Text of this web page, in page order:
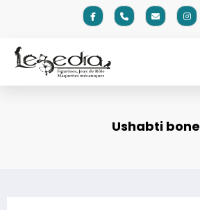
Ushabti bone